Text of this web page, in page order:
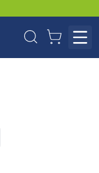
WyszukajKoszyk